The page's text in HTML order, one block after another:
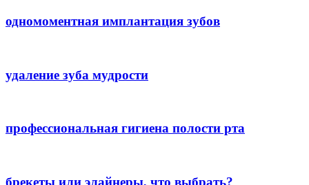
одномоментная имплантация зубов
удаление зуба мудрости
профессиональная гигиена полости рта
брекеты или элайнеры, что выбрать?